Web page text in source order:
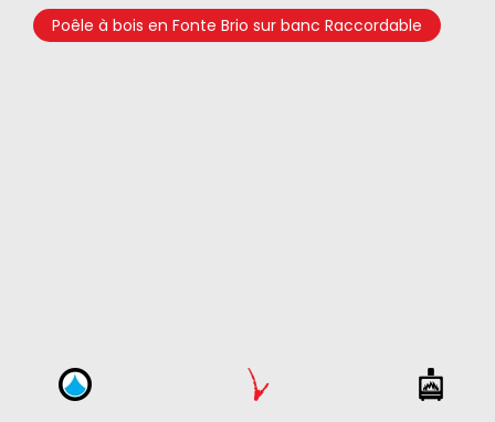
Poêle à bois en Fonte Brio sur banc Raccordable